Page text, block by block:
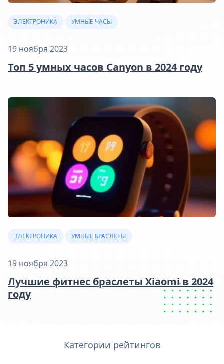
ЭЛЕКТРОНИКА УМНЫЕ ЧАСЫ
19 ноября 2023
Топ 5 умных часов Canyon в 2024 году
ЭЛЕКТРОНИКА УМНЫЕ БРАСЛЕТЫ
19 ноября 2023
Лучшие фитнес браслеты Xiaomi в 2024
году
Категории рейтингов